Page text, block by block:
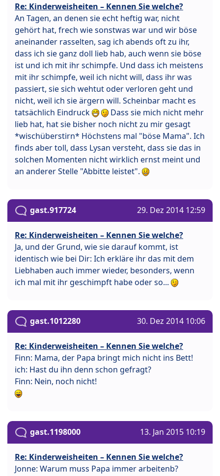
Re: Kinderweisheiten – Kennen Sie welche?
An Tagen, an denen sie echt heftig war, nicht
gehört hat, frech wie sonstwas war und wir böse
aneinander rasselten, sag ich abends oft zu ihr,
dass ich sie ganz doll lieb hab, auch wenn sie böse
ist und ich mit ihr schimpfe. Und dass ich meistens
mit ihr schimpfe, weil ich nicht will, dass ihr was
passiert, sie sich wehtut oder verloren geht und
nicht, weil ich sie ärgern will. Scheinbar macht es
tatsächlich Eindruck
Dass sie mich nicht mehr
lieb hat, hat sie bisher noch nicht zu mir gesagt
*wischüberstirn* Höchstens mal "böse Mama". Ich
finds aber toll, dass Lysan versteht, dass sie das in
solchen Momenten nicht wirklich ernst meint und
an anderer Stelle "Abbitte leistet".
gast.917724 29. Dez 2014 12:59
Re: Kinderweisheiten – Kennen Sie welche?
Ja, und der Grund, wie sie darauf kommt, ist
identisch wie bei Dir: Ich erkläre ihr das mit dem
Liebhaben auch immer wieder, besonders, wenn
ich mal mit ihr geschimpft habe oder so...
gast.1012280 30. Dez 2014 10:06
Re: Kinderweisheiten – Kennen Sie welche?
Finn: Mama, der Papa bringt mich nicht ins Bett!
ich: Hast du ihn denn schon gefragt?
Finn: Nein, noch nicht!
gast.1198000 13. Jan 2015 10:19
Re: Kinderweisheiten – Kennen Sie welche?
Jonne: Warum muss Papa immer arbeitenb?